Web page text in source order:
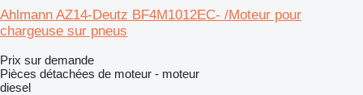
Ahlmann AZ14-Deutz BF4M1012EC- /Moteur pour
chargeuse sur pneus
Prix sur demande
Pièces détachées de moteur - moteur
diesel